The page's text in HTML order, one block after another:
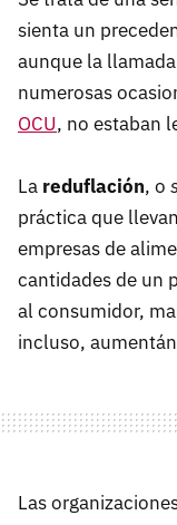
sienta un
aunque la
numerosas
OCU, no estaban
La reduflación, o
práctica que
empresas de
cantidades de un
al consumidor,
incluso,
Las